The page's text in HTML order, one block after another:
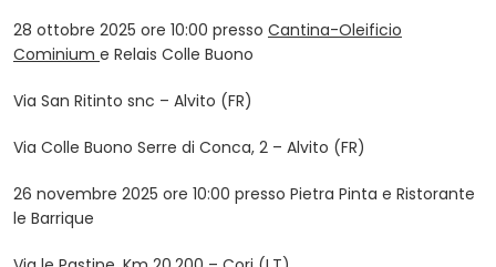
28 ottobre 2025 ore 10:00 presso Cantina-Oleificio
Cominium e Relais Colle Buono
Via San Ritinto snc – Alvito (FR)
Via Colle Buono Serre di Conca, 2 – Alvito (FR)
26 novembre 2025 ore 10:00 presso Pietra Pinta e Ristorante
le Barrique